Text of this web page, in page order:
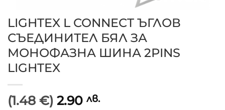
LIGHTEX L CONNECT ЪГЛОВ
СЪЕДИНИТЕЛ БЯЛ ЗА
МОНОФАЗНА ШИНА 2РINS
LIGHTEX
(1.48 €) 2.90 лв.